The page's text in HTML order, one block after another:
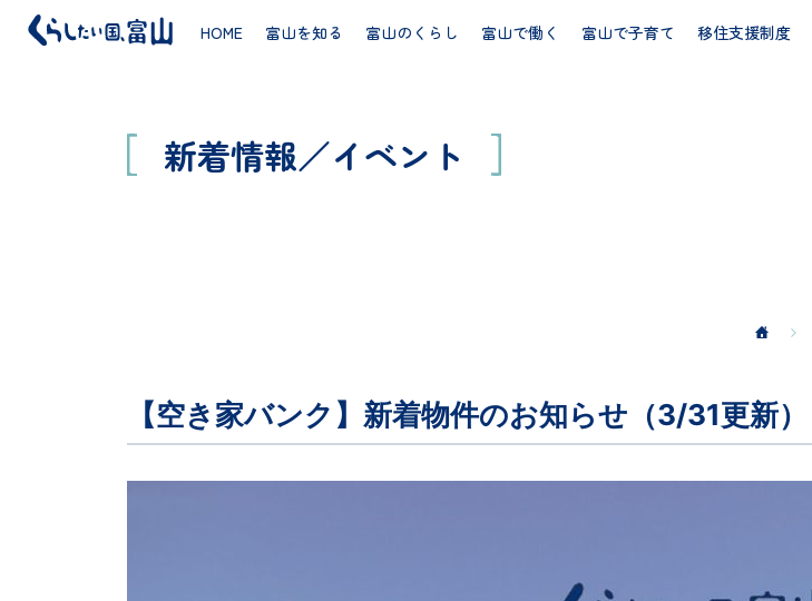
HOME 富山を知る 富山のくらし 富山で働く 富山で子育て 移住支援制度
新着情報／イベント
【空き家バンク】新着物件のお知らせ（3/31更新）